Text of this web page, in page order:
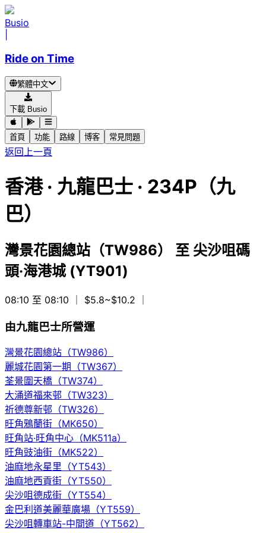
Busio
Ride on Time
繁體中文
下載 Busio
首頁 功能 路線 博客 常見問題
返回上一頁
香港· 九龍巴士 · 234P（九
巴）
灣景花園總站（TW986） 至 尖沙咀碼
頭·海港城 (YT901)
08:10 至 08:10 ｜ $5.8~$10.2
由九龍巴士所營運
灣景花園總站（TW986）
麗城花園第一期（TW367）
荃景圍天橋（TW374）
大涌道福來邨（TW323）
祈德尊新邨（TW326）
旺角鴉蘭街（MK650）
旺角站·旺角中心（MK511a）
旺角豉油街（MK522）
油麻地永星里（YT543）
油麻地西貢街（YT550）
尖沙咀德成街（YT554）
金巴利道美麗華廣場（YT559）
尖沙咀轉車站-中間道（YT562）